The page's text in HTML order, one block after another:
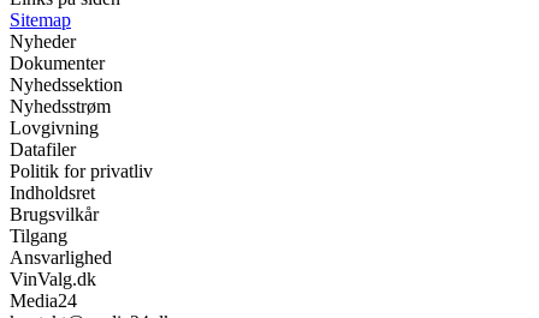
Sitemap
Nyheder
Dokumenter
Nyhedssektion
Nyhedsstrøm
Lovgivning
Datafiler
Politik for privatliv
Indholdsret
Brugsvilkår
Tilgang
Ansvarlighed
VinValg.dk
Media24